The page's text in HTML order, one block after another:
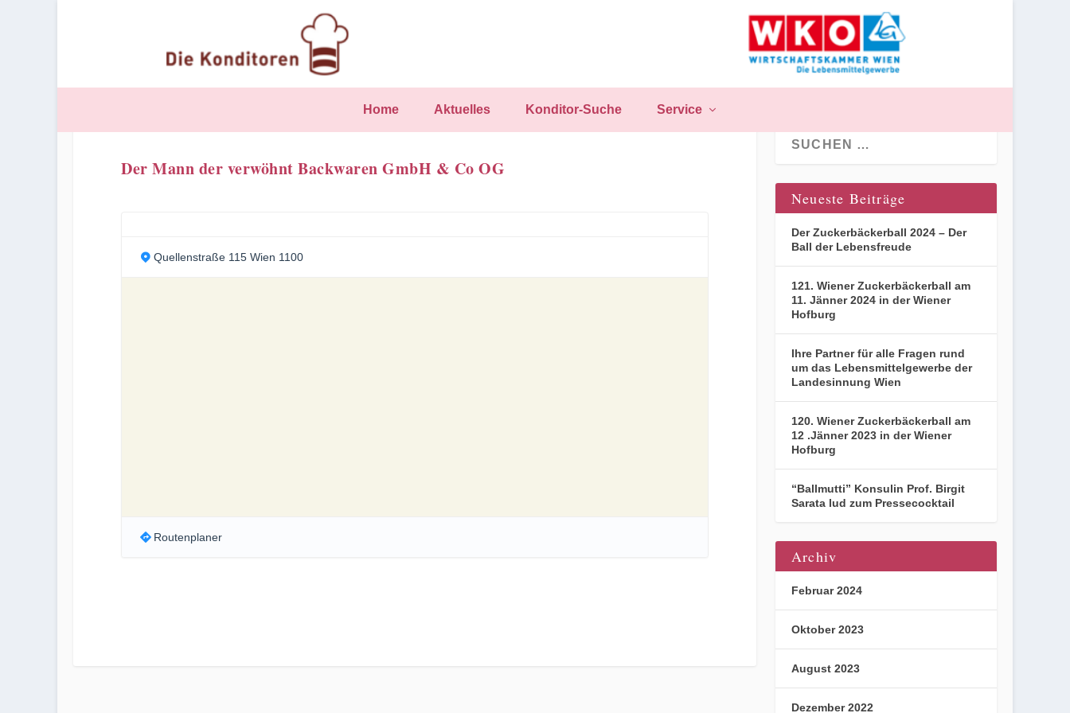
Home Aktuelles Konditor-Suche Service
Der Mann der verwöhnt Backwaren GmbH & Co OG
Quellenstraße 115 Wien 1100
Routenplaner
Neueste Beiträge
Der Zuckerbäckerball 2024 – Der
Ball der Lebensfreude
121. Wiener Zuckerbäckerball am
11. Jänner 2024 in der Wiener
Hofburg
Ihre Partner für alle Fragen rund
um das Lebensmittelgewerbe der
Landesinnung Wien
120. Wiener Zuckerbäckerball am
12 .Jänner 2023 in der Wiener
Hofburg
“Ballmutti” Konsulin Prof. Birgit
Sarata lud zum Pressecocktail
Archiv
Februar 2024
Oktober 2023
August 2023
Dezember 2022